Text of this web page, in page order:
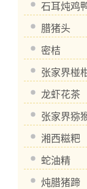
石耳炖鸡
腊猪头
密桔
张家界椪
龙虾花茶
张家界猕
湘西糍粑
蛇油精
炖腊猪蹄